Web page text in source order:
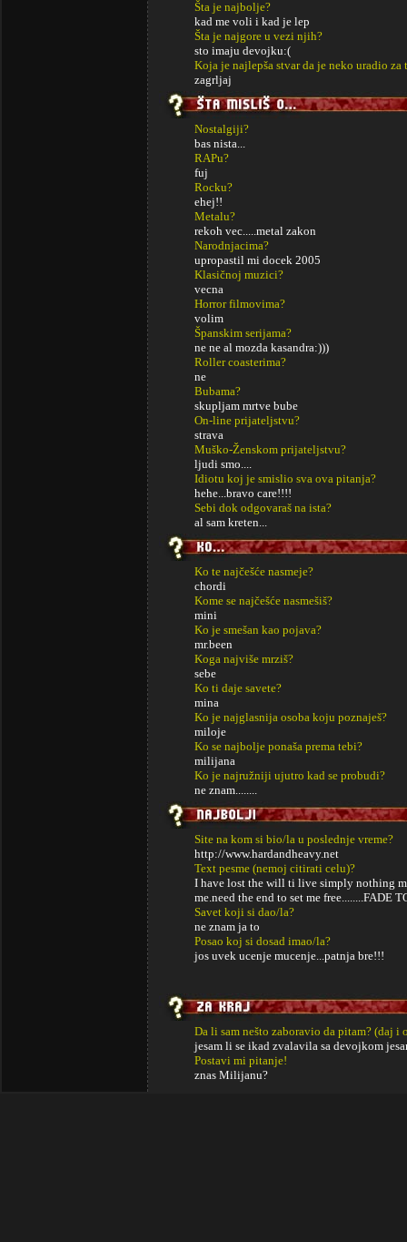
Šta je najbolje?
kad me voli i kad je lep
Šta je najgore u vezi njih?
sto imaju devojku:(
Koja je najlepša stvar da je neko uradio za
zagrljaj
Nostalgiji?
bas nista...
RAPu?
fuj
Rocku?
ehej!!
Metalu?
rekoh vec.....metal zakon
Narodnjacima?
upropastil mi docek 2005
Klasičnoj muzici?
vecna
Horror filmovima?
volim
Španskim serijama?
ne ne al mozda kasandra:)))
Roller coasterima?
ne
Bubama?
skupljam mrtve bube
On-line prijateljstvu?
strava
Muško-Ženskom prijateljstvu?
ljudi smo....
Idiotu koj je smislio sva ova pitanja?
hehe...bravo care!!!!
Sebi dok odgovaraš na ista?
al sam kreten...
Ko te najčešće nasmeje?
chordi
Kome se najčešće nasmešiš?
mini
Ko je smešan kao pojava?
mr.been
Koga najviše mrziš?
sebe
Ko ti daje savete?
mina
Ko je najglasnija osoba koju poznaješ?
miloje
Ko se najbolje ponaša prema tebi?
milijana
Ko je najružniji ujutro kad se probudi?
ne znam........
Site na kom si bio/la u poslednje vreme?
http://www.hardandheavy.net
Text pesme (nemoj citirati celu)?
I have lost the will ti live simply nothing
me.need the end to set me free........FADE
Savet koji si dao/la?
ne znam ja to
Posao koj si dosad imao/la?
jos uvek ucenje mucenje...patnja bre!!!
Da li sam nešto zaboravio da pitam? (daj i
jesam li se ikad zvalavila sa devojkom
Postavi mi pitanje!
znas Milijanu?